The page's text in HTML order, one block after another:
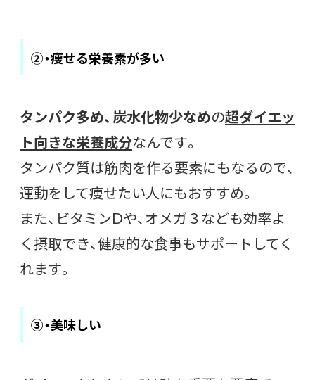
②・痩せる栄養素が多い
タンパク多め、炭水化物少なめの超ダイエッ
ト向きな栄養成分なんです。
タンパク質は筋肉を作る要素にもなるので、
運動をして痩せたい人にもおすすめ。
また、ビタミンDや、オメガ３なども効率よ
く摂取でき、健康的な食事もサポートしてく
れます。
③・美味しい